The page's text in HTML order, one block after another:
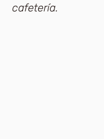
cafetería.